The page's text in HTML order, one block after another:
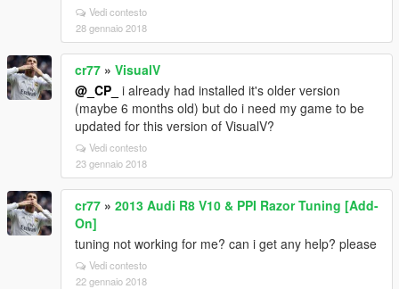
Vedi contesto
28 gennaio 2018
cr77 » VisualV
@_CP_ i already had installed it's older version
(maybe 6 months old) but do i need my game to be
updated for this version of VisualV?
Vedi contesto
23 gennaio 2018
cr77 » 2013 Audi R8 V10 & PPI Razor Tuning [Add-
On]
tuning not working for me? can i get any help? please
Vedi contesto
22 gennaio 2018